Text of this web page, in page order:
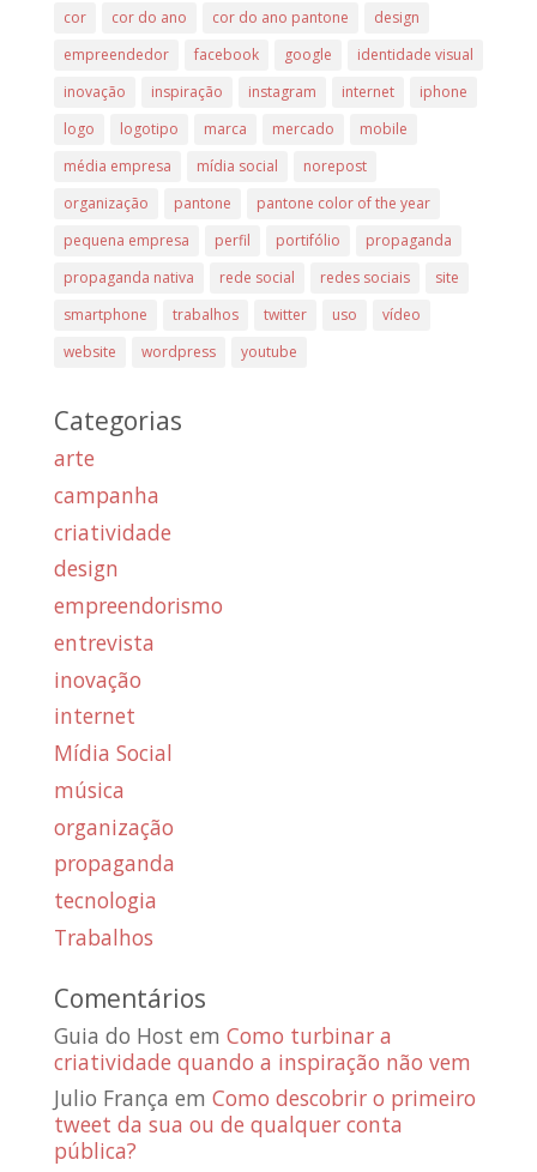
cor
cor do ano cor do ano pantone
design
empreendedor
facebook google
identidade visual
inovação
inspiração instagram internet
iphone
logo
logotipo marca mercado
mobile
média empresa
mídia social
norepost
organização
pantone
pantone color of the year
pequena empresa
perfil portifólio
propaganda
propaganda nativa
rede social redes sociais
site
smartphone
trabalhos twitter uso
vídeo
website
wordpress youtube
Categorias
arte
campanha
criatividade
design
empreendorismo
entrevista
inovação
internet
Mídia Social
música
organização
propaganda
tecnologia
Trabalhos
Comentários
Guia do Host em Como turbinar a
criatividade quando a inspiração não vem
Julio França em Como descobrir o primeiro
tweet da sua ou de qualquer conta
pública?